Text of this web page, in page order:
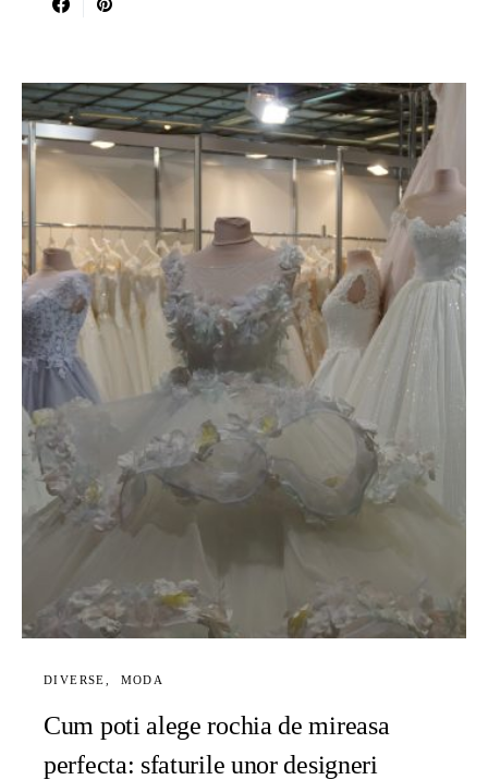
DIVERSE MODA
Cum poti alege rochia de mireasa
perfecta: sfaturile unor designeri